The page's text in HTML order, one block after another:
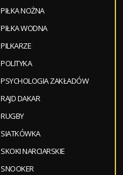
PIŁKA NOŻNA
PIŁKA WODNA
PILKARZE
POLITYKA
PSYCHOLOGIA ZAKŁADÓW
RAJD DAKAR
RUGBY
SIATKÓWKA
SKOKI NARCIARSKIE
SNOOKER